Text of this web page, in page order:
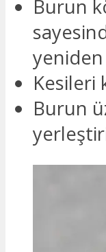
Burun
Kesileri
Burun